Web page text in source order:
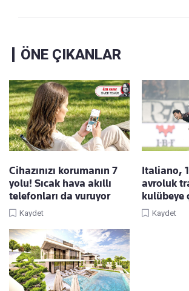
ÖNE ÇIKANLAR
Cihazınızı korumanın 7
yolu! Sıcak hava akıllı
telefonları da vuruyor
Kaydet
Italiano,
avroluk
kulübeye
Kaydet